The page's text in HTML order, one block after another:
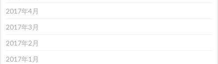
2017年4月
2017年3月
2017年2月
2017年1月